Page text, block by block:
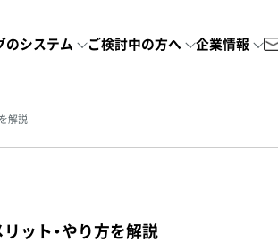
のシステム ご検討中の方へ 企業情報
解説
ット・やり方を解説